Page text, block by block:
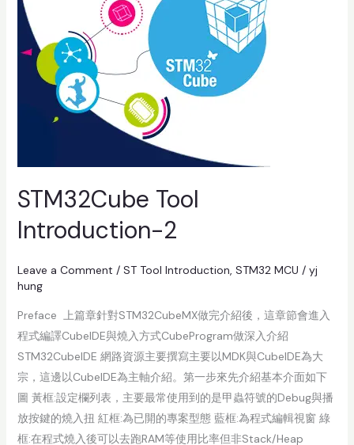
STM32Cube Tool
Introduction-2
Leave a Comment / ST Tool Introduction, STM32 MCU / yj
hung
Preface 上篇章針對STM32CubeMX做完介紹後，這章節會進入
程式編譯CubeIDE與燒入方式CubeProgram做深入介紹
STM32CubeIDE 網路資源主要撰寫主要以MDK與CubeIDE為大
宗，這邊以CubeIDE為主軸介紹。第一步來先介紹基本介面如下
圖 黃框:設定欄列表，主要最常使用到的是甲蟲符號的Debug與播
放按鍵的燒入扭 紅框:為已開的專案型態 藍框:為程式編輯視窗 綠
框:在程式燒入後可以去跑RAM等使用比率但非Stack/Heap
Introduction-